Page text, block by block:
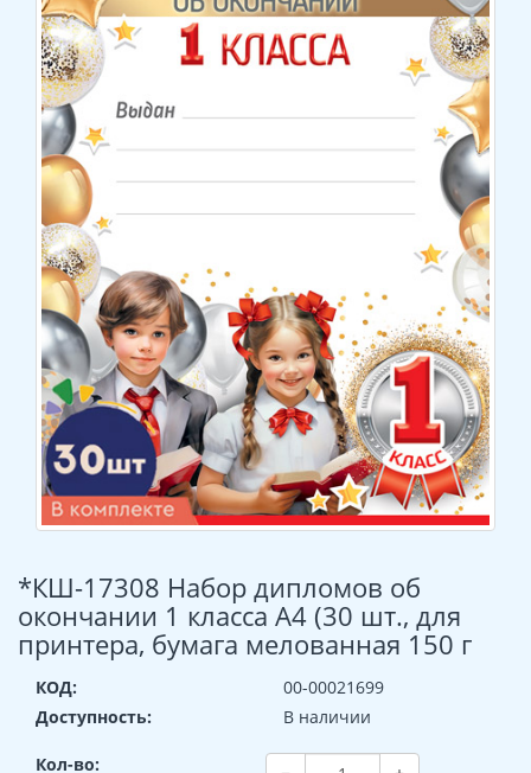
*КШ-17308 Набор дипломов об
окончании 1 класса А4 (30 шт., для
принтера, бумага мелованная 150 г
КОД:
00-00021699
Доступность:
В наличии
Кол-во: